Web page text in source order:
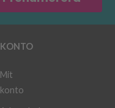
KONTO
Mit
konto